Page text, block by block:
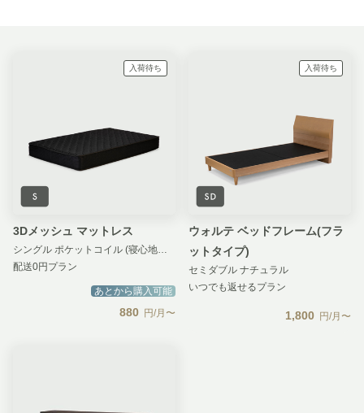
入荷待ち
3Dメッシュ マットレス
シングル ポケットコイル (寝心地：柔らかめ) 汚損補償 無し
配送0円プラン
あとから購入可能
880 円/月〜
入荷待ち
ウォルテ ベッドフレーム(フラ
ットタイプ)
セミダブル ナチュラル
いつでも返せるプラン
1,800 円/月〜